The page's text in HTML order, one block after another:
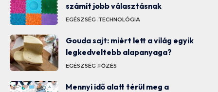
számít jobb választásnak
EGÉSZSÉG TECHNOLÓGIA
Gouda sajt: miért lett a világ egyik
legkedveltebb alapanyaga?
EGÉSZSÉG FŐZÉS
Mennyi idő alatt térül meg a